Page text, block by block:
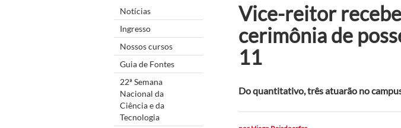
Notícias
Ingresso
Nossos cursos
Guia de Fontes
22ª Semana
Nacional da
Ciência e da
Tecnologia
Vice-reitor
cerimônia de
11
Do quantitativo, três atuarão no